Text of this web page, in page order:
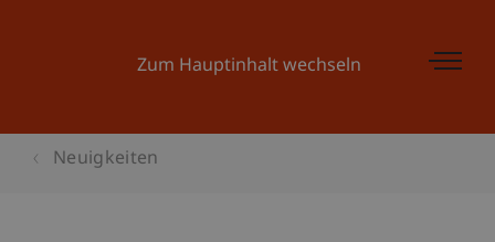
Zum Hauptinhalt wechseln
Neuigkeiten